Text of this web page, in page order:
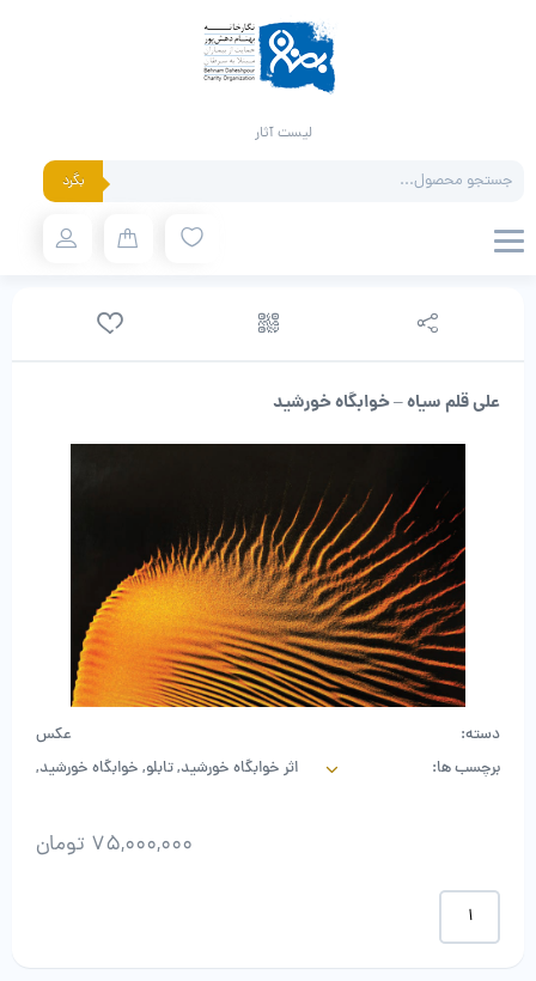
لیست آثار
search بگرد
علی قلم سیاه – خوابگاه خورشید
دسته:
عکس
برچسب ها:
اثر خوابگاه خورشید,تابلو, خوابگاه خورشید,
75,000,000 تومان
علی
سیاه